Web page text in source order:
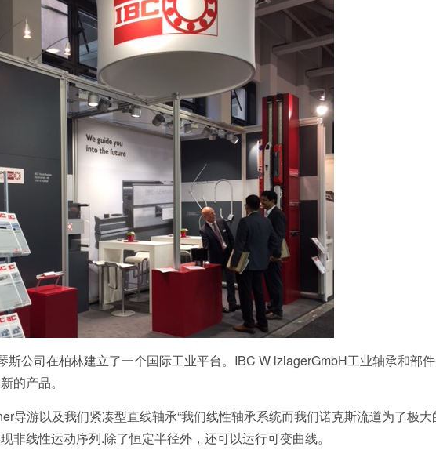
斯公司在柏林建立了一个国际工业平台。IBC W lzlagerGmbH工业轴承和部
的产品。
导游以及我们紧凑型直线轴承“我们线性轴承系统而我们诺克斯流道为了极大
非线性运动序列.除了恒定半径外，还可以运行可变曲线。